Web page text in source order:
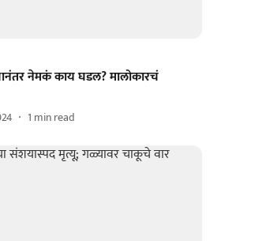
नेमकं काय घडल? मालोकारचं
1 min read